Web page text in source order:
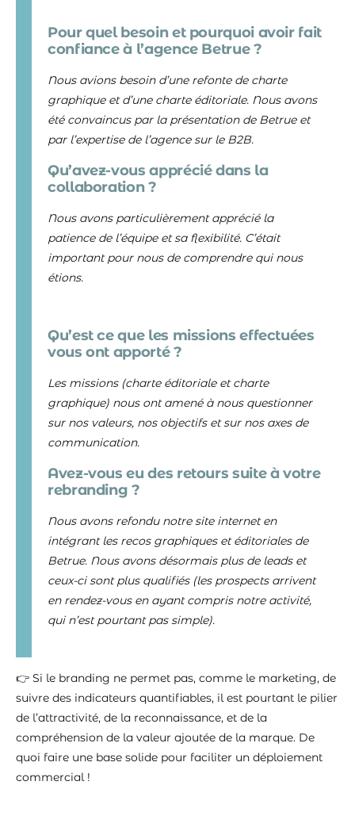
Pour quel besoin et pourquoi avoir fait
confiance à l’agence Betrue ?
Nous avions besoin d’une refonte de charte
graphique et d’une charte éditoriale. Nous avons
été convaincus par la présentation de Betrue et
par l’expertise de l’agence sur le B2B.
Qu’avez-vous apprécié dans la
collaboration ?
Nous avons particulièrement apprécié la
patience de l’équipe et sa flexibilité. C’était
important pour nous de comprendre qui nous
étions.
Qu’est ce que les missions effectuées
vous ont apporté ?
Les missions (charte éditoriale et charte
graphique) nous ont amené à nous questionner
sur nos valeurs, nos objectifs et sur nos axes de
communication.
Avez-vous eu des retours suite à votre
rebranding ?
Nous avons refondu notre site internet en
intégrant les recos graphiques et éditoriales de
Betrue. Nous avons désormais plus de leads et
ceux-ci sont plus qualifiés (les prospects arrivent
en rendez-vous en ayant compris notre activité,
qui n’est pourtant pas simple).
👉 Si le branding ne permet pas, comme le marketing, de
suivre des indicateurs quantifiables, il est pourtant le pilier
de l’attractivité, de la reconnaissance, et de la
compréhension de la valeur ajoutée de la marque. De
quoi faire une base solide pour faciliter un déploiement
commercial !